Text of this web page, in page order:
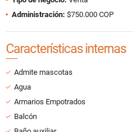
Administración: $750.000 COP
Características internas
Admite mascotas
Agua
Armarios Empotrados
Balcón